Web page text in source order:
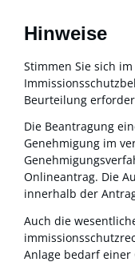
Hinweise
Stimmen Sie sich
Beurteilung
Die Beantragung
Genehmigung im
Onlineantrag. Die
innerhalb der
Auch die
Anlage bedarf